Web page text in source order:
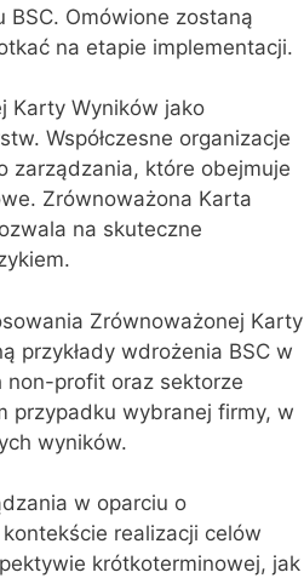
Omówione zostaną
na etapie implementacji.
Karty Wyników jako
Współczesne organizacje
zarządzania, które obejmuje
Zrównoważona Karta
na skuteczne
Zrównoważonej Karty
przykłady wdrożenia BSC w
non-profit oraz sektorze
przypadku wybranej firmy, w
wyników.
w oparciu o
realizacji celów
krótkoterminowej, jak